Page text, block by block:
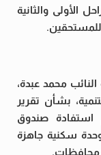
الأولى والثانية
محمد عبدة،
بشأن تقرير
صندوق
الاجتماعي من نحو 13 ألفًا و300 وحدة سكنية جاهزة